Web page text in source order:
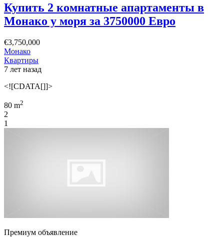
Купить 2 комнатные апартаменты в
Монако у моря за 3750000 Евро
€3,750,000
Монако
Квартиры
7 лет назад
<![CDATA[]]>
80 m2
2
1
Премиум объявление